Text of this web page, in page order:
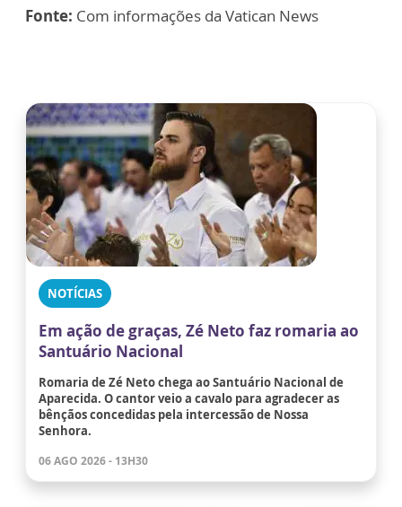
Fonte: Com informações da Vatican News
NOTÍCIAS
Em ação de graças, Zé Neto faz romaria ao
Santuário Nacional
Romaria de Zé Neto chega ao Santuário Nacional de
Aparecida. O cantor veio a cavalo para agradecer as
bênçãos concedidas pela intercessão de Nossa
Senhora.
06 AGO 2026 - 13H30